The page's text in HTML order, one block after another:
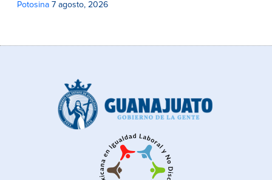
Potosina 7 agosto, 2026